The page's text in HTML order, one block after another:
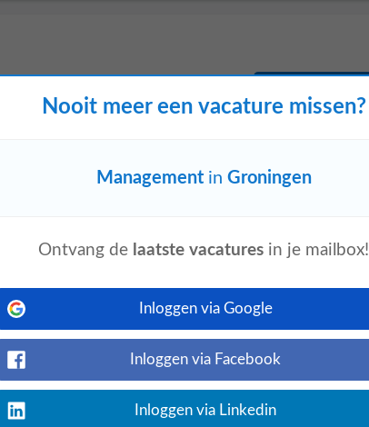
Our client is a leading specialist in the
Europe. Due to continued growth and
doornemen van alle gerelateerde
het managementteam en de financiële
Nooit meer een vacature missen?
Managementin Groningen
Ontvang de laatste vacatures in je mailbox!
Inloggen via Google
Inloggen via Facebook
Inloggen via Linkedin